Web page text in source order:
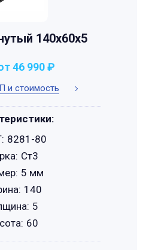
140x60x5
и стоимость
46 990 ₽
8281-80
Ст3
5 мм
140
5
60